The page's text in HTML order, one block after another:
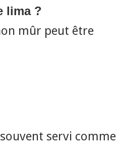
lima ?
mûr peut être
servi comme